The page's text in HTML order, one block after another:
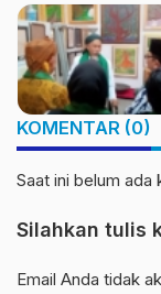
KOMENTAR (0)
Saat ini belum ada
Silahkan tulis
Email Anda tidak